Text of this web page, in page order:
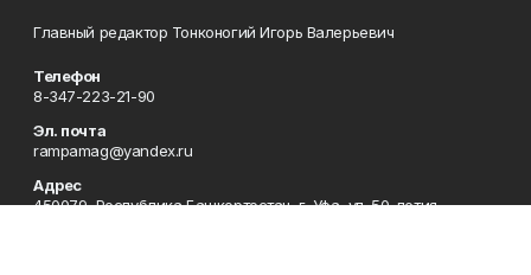
Главный редактор Тонконогий Игорь Валерьевич
Телефон
8-347-223-21-90
Эл. почта
rampamag@yandex.ru
Адрес
450079, Республика Башкортостан, г. Уфа, ул. 50-летия